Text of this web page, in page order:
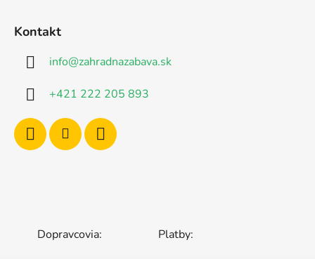
Kontakt
info@zahradnazabava.sk
+421 222 205 893
Dopravcovia: Platby: